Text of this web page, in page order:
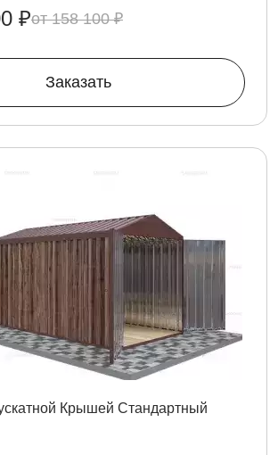
158 100 ₽
₽
Заказать
Крышей Стандартный